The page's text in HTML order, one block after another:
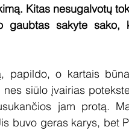
Kitas nesugalvotų
gaubtas sakyte sako,
papildo, o kartais
siūlo įvairias
jam protą.
buvo geras karys, bet